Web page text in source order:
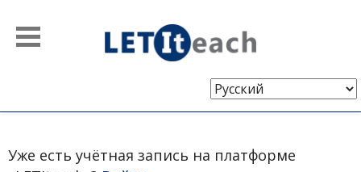
Выберите
язык
Уже есть учётная запись на платформе